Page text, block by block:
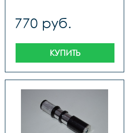
770 руб.
КУПИТЬ